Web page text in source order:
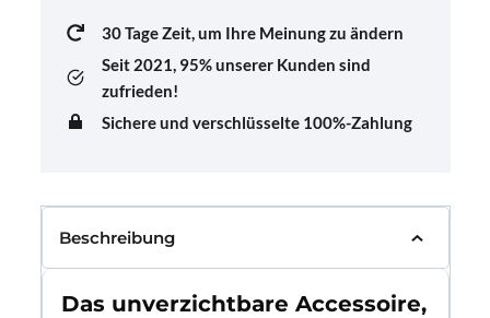
30 Tage Zeit, um Ihre Meinung zu ändern
Seit 2021, 95% unserer Kunden sind
zufrieden!
Sichere und verschlüsselte 100%-Zahlung
Beschreibung
Das unverzichtbare Accessoire,